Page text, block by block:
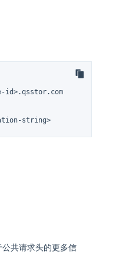
id>.qsstor.com
string>
共请求头的更多信